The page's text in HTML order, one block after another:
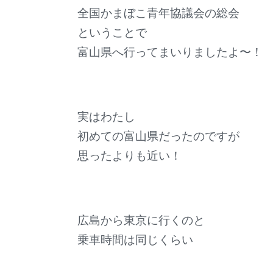
全国かまぼこ青年協議会の総会
ということで
富山県へ行ってまいりましたよ〜！
実はわたし
初めての富山県だったのですが
思ったよりも近い！
広島から東京に行くのと
乗車時間は同じくらい